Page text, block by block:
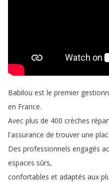
Babilou est le premier
en France.
Avec plus de 400 crèches
l'assurance de trouver une
Des professionnels engagés
espaces sûrs,
confortables et adaptés aux